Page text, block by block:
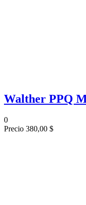
Walther PPQ
0
Precio 380,00 $